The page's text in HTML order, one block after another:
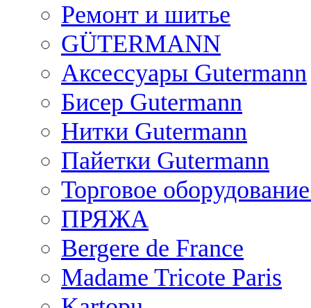
Ремонт и шитье
GÜTERMANN
Аксессуары Gutermann
Бисер Gutermann
Нитки Gutermann
Пайетки Gutermann
Торговое
ПРЯЖА
Bergere de France
Madame Tricote Paris